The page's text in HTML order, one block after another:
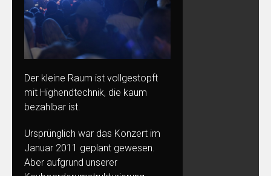
Der kleine Raum ist vollgestopft
mit Highendtechnik, die kaum
bezahlbar ist.
Ursprünglich war das Konzert im
Januar 2011 geplant gewesen.
Aber aufgrund unserer